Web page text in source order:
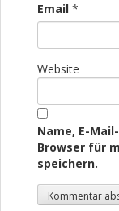
Email *
Website
Name, E-
Browser für
speichern.